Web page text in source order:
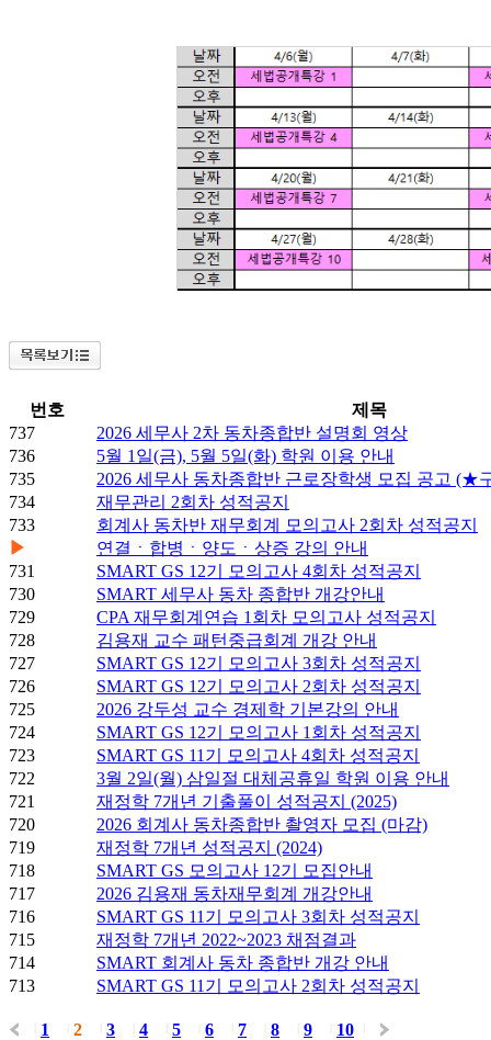
번호
제목
737
2026 세무사 2차 동차종합반 설명회 영상
736
5월 1일(금), 5월 5일(화) 학원 이용 안내
735
2026 세무사 동차종합반 근로장학생 모집 공고 (★
734
재무관리 2회차 성적공지
733
회계사 동차반 재무회계 모의고사 2회차 성적공지
▶
연결ㆍ합병ㆍ양도ㆍ상증 강의 안내
731
SMART GS 12기 모의고사 4회차 성적공지
730
SMART 세무사 동차 종합반 개강안내
729
CPA 재무회계연습 1회차 모의고사 성적공지
728
김용재 교수 패턴중급회계 개강 안내
727
SMART GS 12기 모의고사 3회차 성적공지
726
SMART GS 12기 모의고사 2회차 성적공지
725
2026 강두성 교수 경제학 기본강의 안내
724
SMART GS 12기 모의고사 1회차 성적공지
723
SMART GS 11기 모의고사 4회차 성적공지
722
3월 2일(월) 삼일절 대체공휴일 학원 이용 안내
721
재정학 7개년 기출풀이 성적공지 (2025)
720
2026 회계사 동차종합반 촬영자 모집 (마감)
719
재정학 7개년 성적공지 (2024)
718
SMART GS 모의고사 12기 모집안내
717
2026 김용재 동차재무회계 개강안내
716
SMART GS 11기 모의고사 3회차 성적공지
715
재정학 7개년 2022~2023 채점결과
714
SMART 회계사 동차 종합반 개강 안내
713
SMART GS 11기 모의고사 2회차 성적공지
1 2 3 4 5 6 7 8 9 10